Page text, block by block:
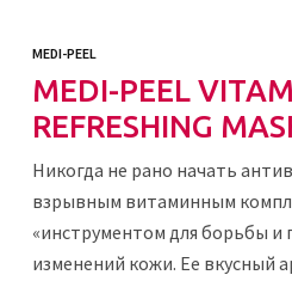
MEDI-PEEL
MEDI-PEEL
REFRESHING
Никогда не рано начать
взрывным витаминным
«инструментом для борьбы и
изменений кожи. Ее вкусный